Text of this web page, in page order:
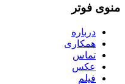
منوی فوتر
درباره
همکاری
تماس
عکس
فیلم